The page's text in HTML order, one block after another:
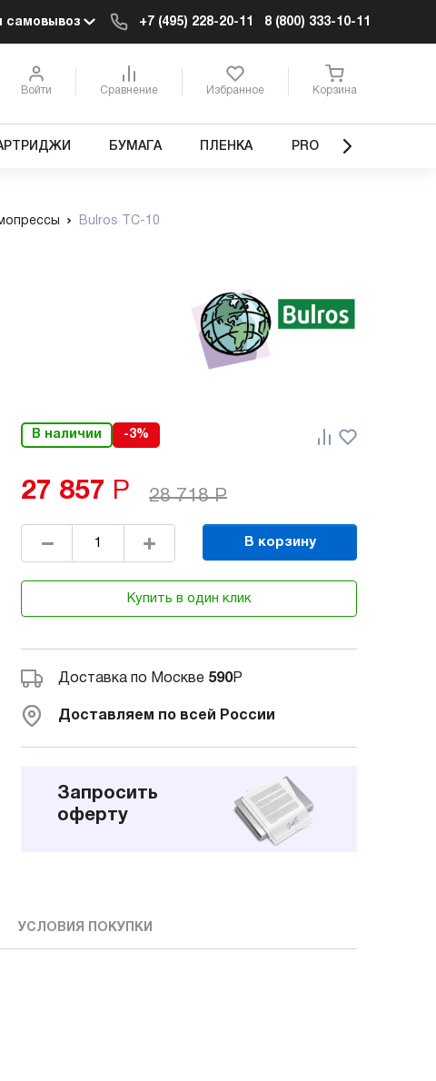
самовывоз +7 (495) 228-20-11 8 (800) 333-10-11
Войти Сравнение Избранное Корзина
БУМАГА ПЛЕНКА PRO
Bulros TC-10
В наличии -3%
27 857 Р 28 718 Р
В корзину
Купить в один клик
Доставка по Москве 590Р
Доставляем по всей России
Запросить
оферту
УСЛОВИЯ ПОКУПКИ